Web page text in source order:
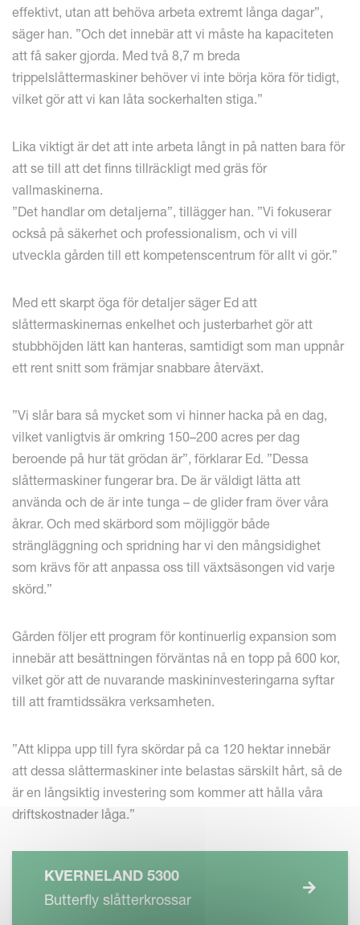
effektivt, utan att behöva arbeta extremt långa dagar”,
säger han. ”Och det innebär att vi måste ha kapaciteten
att få saker gjorda. Med två 8,7 m breda
trippelslåttermaskiner behöver vi inte börja köra för tidigt,
vilket gör att vi kan låta sockerhalten stiga.”
Lika viktigt är det att inte arbeta långt in på natten bara för
att se till att det finns tillräckligt med gräs för
vallmaskinerna.
”Det handlar om detaljerna”, tillägger han. ”Vi fokuserar
också på säkerhet och professionalism, och vi vill
utveckla gården till ett kompetenscentrum för allt vi gör.”
Med ett skarpt öga för detaljer säger Ed att
slåttermaskinernas enkelhet och justerbarhet gör att
stubbhöjden lätt kan hanteras, samtidigt som man uppnår
ett rent snitt som främjar snabbare återväxt.
”Vi slår bara så mycket som vi hinner hacka på en dag,
vilket vanligtvis är omkring 150–200 acres per dag
beroende på hur tät grödan är”, förklarar Ed. ”Dessa
slåttermaskiner fungerar bra. De är väldigt lätta att
använda och de är inte tunga – de glider fram över våra
åkrar. Och med skärbord som möjliggör både
strängläggning och spridning har vi den mångsidighet
som krävs för att anpassa oss till växtsäsongen vid varje
skörd.”
Gården följer ett program för kontinuerlig expansion som
innebär att besättningen förväntas nå en topp på 600 kor,
vilket gör att de nuvarande maskininvesteringarna syftar
till att framtidssäkra verksamheten.
”Att klippa upp till fyra skördar på ca 120 hektar innebär
att dessa slåttermaskiner inte belastas särskilt hårt, så de
är en långsiktig investering som kommer att hålla våra
driftskostnader låga.”
KVERNELAND 5300
Butterfly slåtterkrossar